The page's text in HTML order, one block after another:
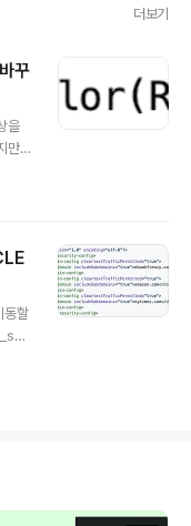
더보기
꾸
을
만,
의
합
동할
가
인
는